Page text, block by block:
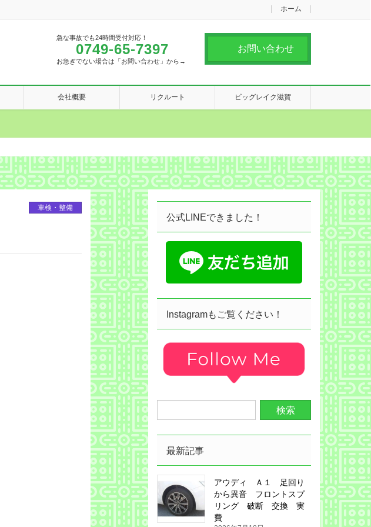
ホーム
急な事故でも24時間受付対応！
0749-65-7397
お急ぎでない場合は「お問い合わせ」から→
お問い合わせ
会社概要 リクルート ビッグレイク滋賀
車検・整備
公式LINEできました！
Instagramもご覧ください！
最新記事
アウディ Ａ１ 足回り
から異音 フロントスプ
リング 破断 交換 実
費